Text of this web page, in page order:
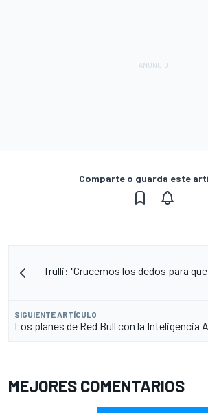
Comparte o guarda este
Trulli: "Crucemos los dedos para
SIGUIENTE ARTÍCULO
Los planes de Red Bull con la Inteligencia
MEJORES COMENTARIOS